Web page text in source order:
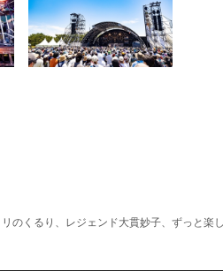
のくるり、レジェンド大貫妙子、ずっと楽